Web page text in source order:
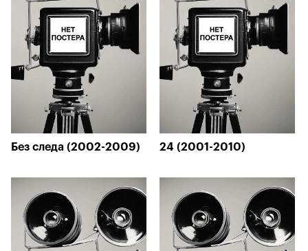
Без следа (2002-2009) 24 (2001-2010)